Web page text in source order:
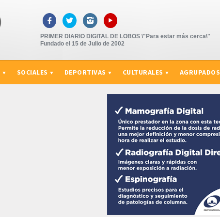
   ▸
PRIMER DIARIO DIGITAL DE LOBOS \"Para estar más cerca\"
Fundado el 15 de Julio de 2002
SOCIALES DEPORTIVAS CULTURALES AGRUPADOS